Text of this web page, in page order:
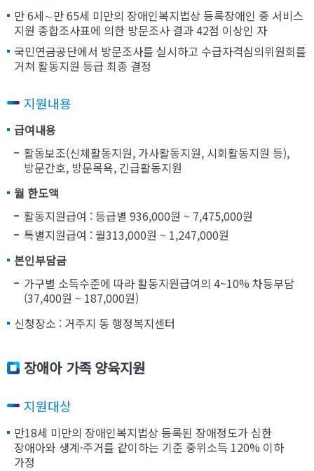
만 6세∼만 65세 미만의 장애인복지법상 등록장애인 중 서비스
지원 종합조사표에 의한 방문조사 결과 42점 이상인 자
국민연금공단에서 방문조사를 실시하고 수급자격심의위원회를
거쳐 활동지원 등급 최종 결정
지원내용
급여내용
활동보조(신체활동지원, 가사활동지원, 시회활동지원 등),
방문간호, 방문목욕, 긴급활동지원
월 한도액
활동지원급여 : 등급별 936,000원 ~ 7,475,000원
특별지원급여 : 월313,000원 ~ 1,247,000원
본인부담금
가구별 소득수준에 따라 활동지원급여의 4~10% 차등부담
(37,400원 ~ 187,000원)
신청장소 : 거주지 동 행정복지센터
장애아 가족 양육지원
지원대상
만18세 미만의 장애인복지법상 등록된 장애정도가 심한
장애아와 생계·주거를 같이하는 기준 중위소득 120% 이하
가정